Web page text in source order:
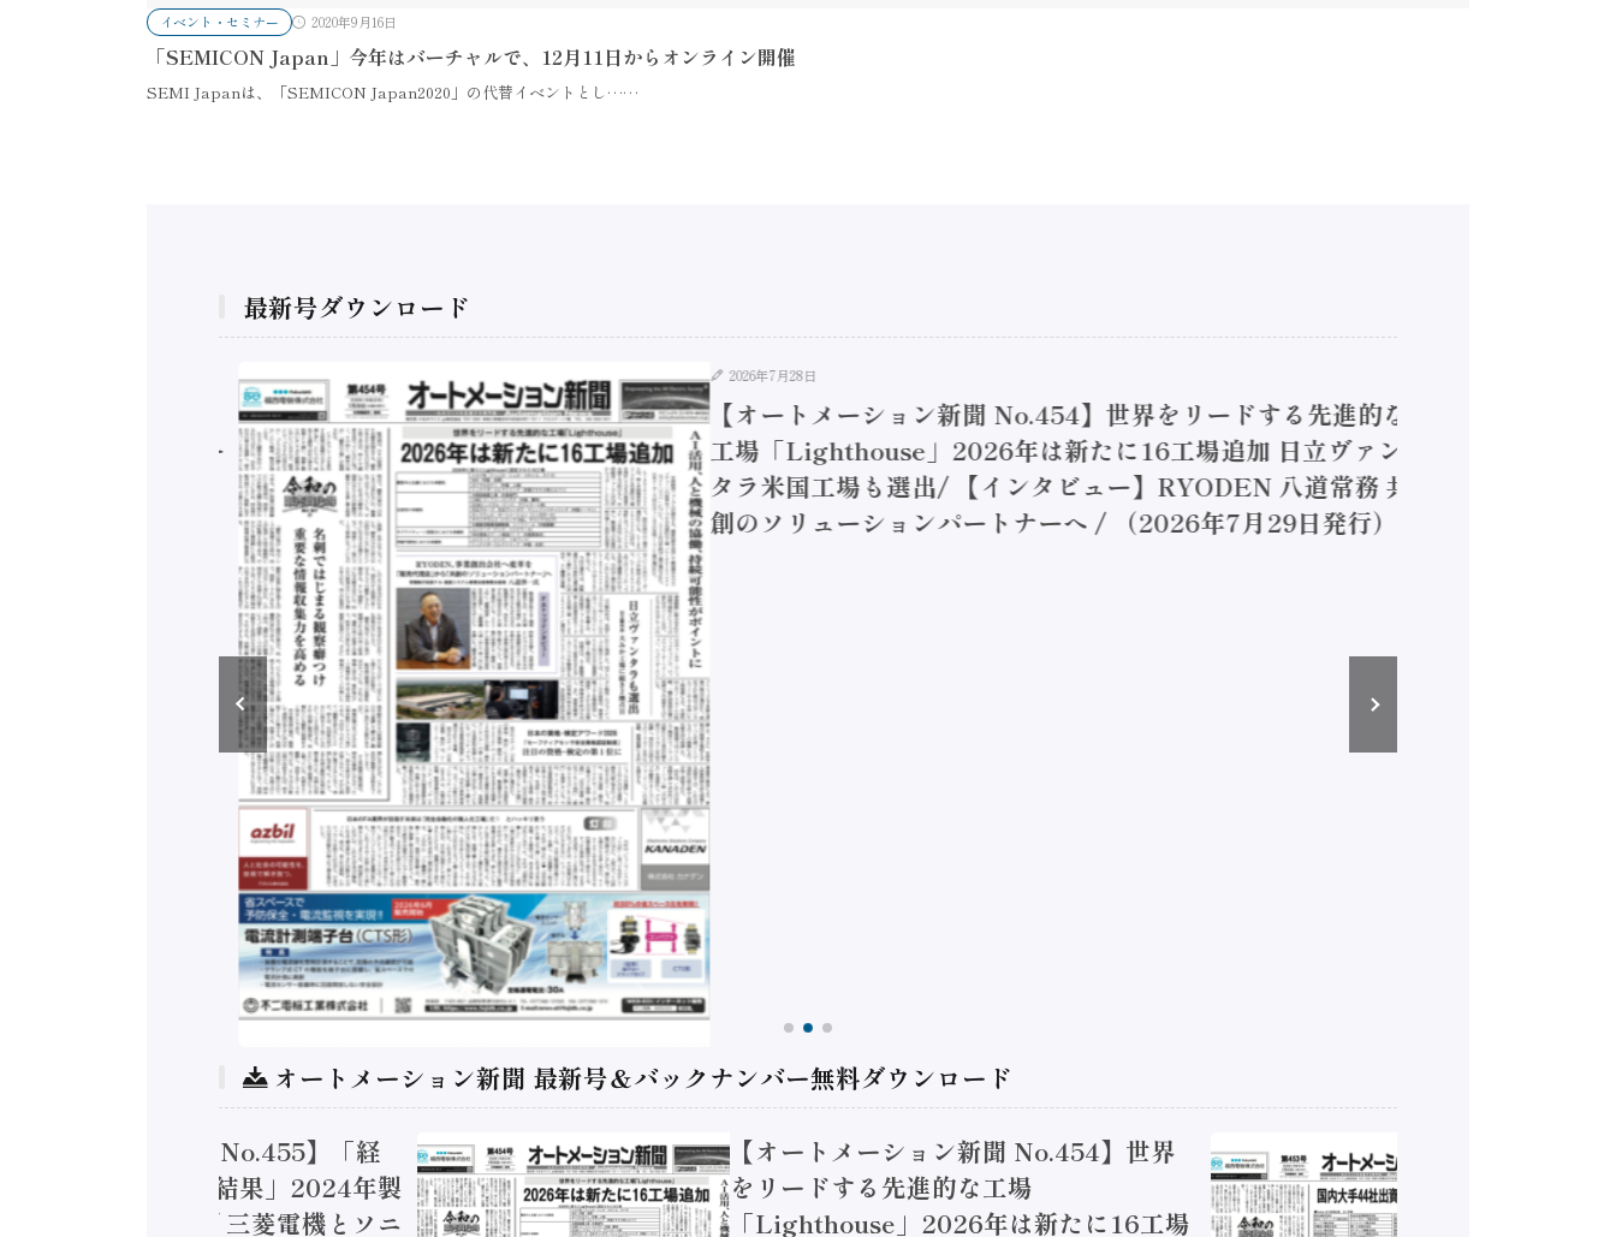
イベント・セミナー 2020年9月16日
「SEMICON Japan」今年はバーチャルで、12月11日からオンライン開催
SEMI Japanは、「SEMICON Japan2020」の代替イベントとし……
最新号ダウンロード
2026年7月28日
【オートメーション新聞 No.454】世界をリードする先進的な
工場「Lighthouse」2026年は新たに16工場追加 日立ヴァン
タラ米国工場も選出/ 【インタビュー】RYODEN 八道常務 共
創のソリューションパートナーへ / （2026年7月29日発行）
オートメーション新聞 最新号＆バックナンバー無料ダウンロード
トメーション新聞 No.455】「経
実態調査二次集計結果」2024年製
加価値額86兆円 / 三菱電機とソニ
【オートメーション新聞 No.454】世界
をリードする先進的な工場
「Lighthouse」2026年は新たに16工場